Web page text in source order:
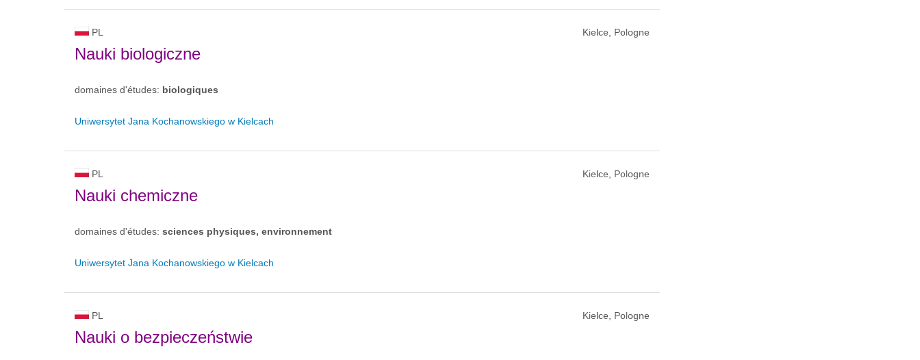
PL Kielce, Pologne
Nauki biologiczne
domaines d'études: biologiques
Uniwersytet Jana Kochanowskiego w Kielcach
PL Kielce, Pologne
Nauki chemiczne
domaines d'études: sciences physiques, environnement
Uniwersytet Jana Kochanowskiego w Kielcach
PL Kielce, Pologne
Nauki o bezpieczeństwie